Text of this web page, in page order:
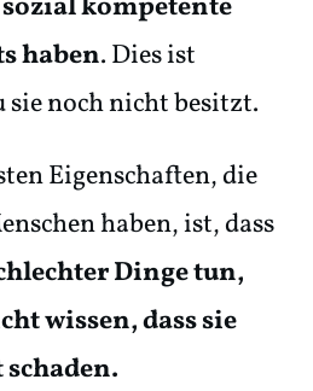
kompetente
haben. Dies ist
noch nicht besitzt.
Eigenschaften, die
haben, ist, dass
Dinge tun,
wissen, dass sie